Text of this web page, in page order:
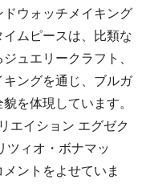
ウォッチメイキング
ムピースは、比類な
ュエリークラフト、
ングを通じ、ブルガ
を体現しています。
エイション エグゼク
ツィオ・ボナマッ
ントをよせていま